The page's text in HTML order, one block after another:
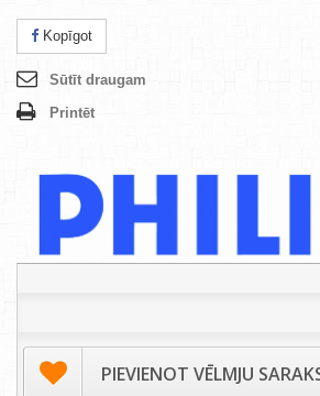
Kopīgot
Sūtīt draugam
Printēt
PIEVIENOT VĒLMJU